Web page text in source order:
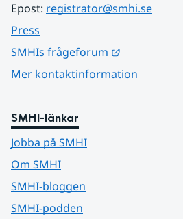
Epost: registrator@smhi.se
Press
SMHIs frågeforum
Mer kontaktinformation
SMHI-länkar
Jobba på SMHI
Om SMHI
SMHI-bloggen
SMHI-podden